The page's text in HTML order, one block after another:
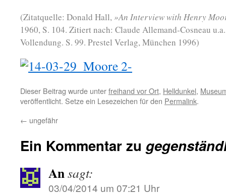
(Zitatquelle: Donald Hall,»An Interview with Henry
1960, S. 104. Zitiert nach: Claude Allemand-Cosneau
Vollendung. S. 99. Prestel Verlag, München 1996)
Dieser Beitrag wurde unterfreihand vor Ort, Helldunkel,
veröffentlicht. Setze ein Lesezeichen für den Permalink.
← ungefähr
Ein Kommentar zu
Ansagt:
03/04/2014 um 07:21 Uhr